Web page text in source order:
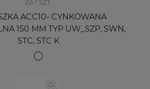
ZA 1 SZT.
ACC10- CYNKOWANA
150 MM TYP UW_SZP, SWN,
STC, STC K